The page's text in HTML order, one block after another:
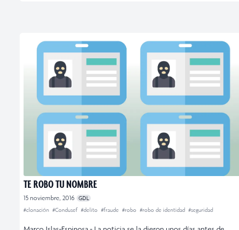
TE ROBO TU NOMBRE
15 noviembre, 2016 GDL
#clonación #Condusef #delito #fraude #robo #robo de identidad #seguridad